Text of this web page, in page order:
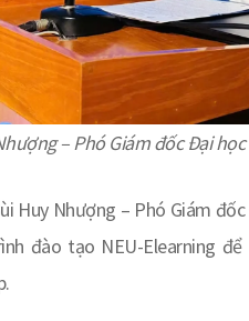
– Phó Giám đốc Đại
Huy Nhượng – Phó Giám
đào tạo NEU-Elearning